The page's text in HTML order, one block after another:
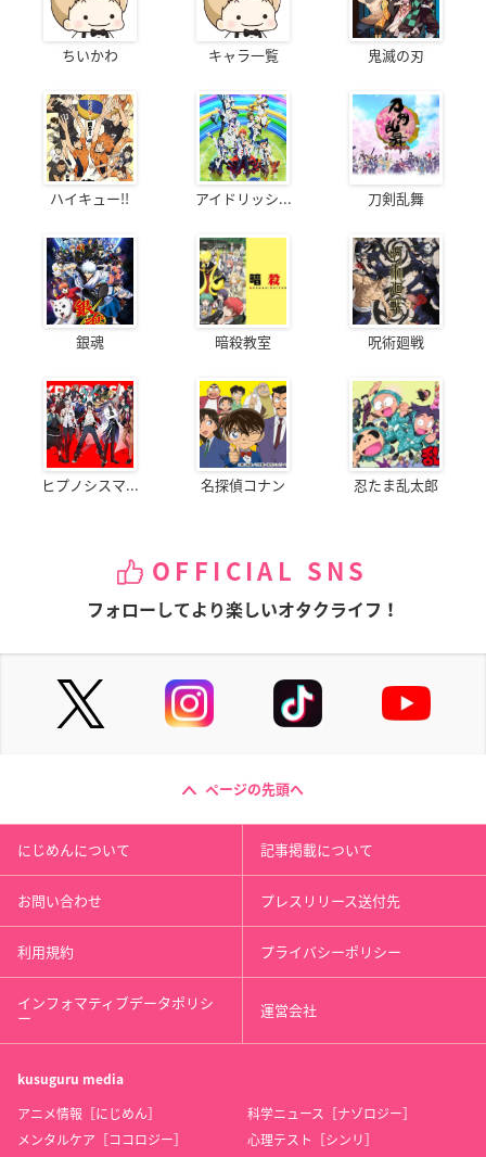
ちいかわ キャラ一覧 鬼滅の刃
ハイキュー!! アイドリッシ... 刀剣乱舞
銀魂 暗殺教室 呪術廻戦
ヒプノシスマ... 名探偵コナン 忍たま乱太郎
OFFICIAL SNS
フォローしてより楽しいオタクライフ！
ページの先頭へ
にじめんについて 記事掲載について
お問い合わせ プレスリリース送付先
利用規約 プライバシーポリシー
インフォマティブデータポリシ
ー 運営会社
kusuguru media
アニメ情報［にじめん］
科学ニュース［ナゾロジー］
メンタルケア［ココロジー］
心理テスト［シンリ］